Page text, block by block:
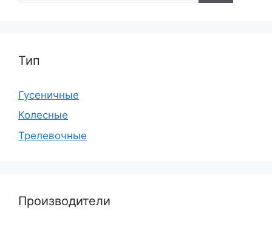
Тип
Гусеничные
Колесные
Трелевочные
Производители